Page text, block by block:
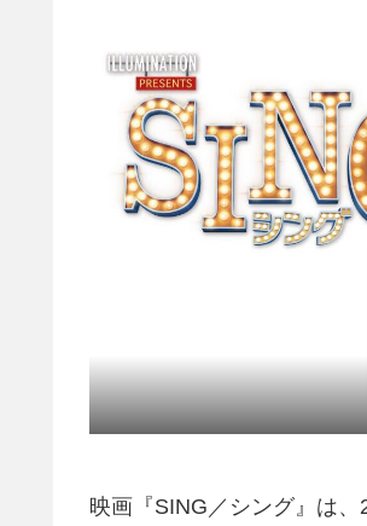
映画『SING／シング』は